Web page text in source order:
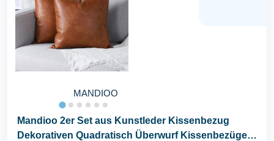
MANDIOO
Mandioo 2er Set aus Kunstleder Kissenbezug
Dekorativen Quadratisch Überwurf Kissenbezüge